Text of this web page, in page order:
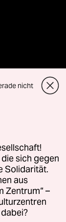
Genehmigungen
AGB
nicht
sich gegen
Solidarität.
aus
Zentrum“ –